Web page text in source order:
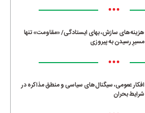
•••
هزینه‌های سازش، بهای ایستادگی/ «مقاومت» تنها
مسیرِ رسیدن به پیروزی
•••
افکار عمومی، سیگنال‌های سیاسی و منطق مذاکره در
شرایط بحران